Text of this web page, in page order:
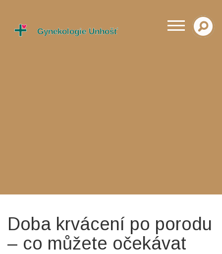
Doba krvácení po porodu
– co můžete očekávat